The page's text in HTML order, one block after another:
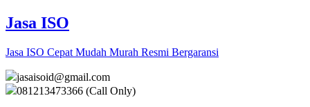
Jasa ISO
Jasa ISO Cepat Mudah Murah Resmi Bergaransi
jasaisoid@gmail.com
081213473366 (Call Only)